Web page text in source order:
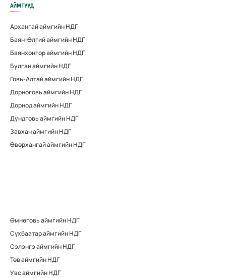
АЙМГУУД
Архангай аймгийн НДГ
Баян-Өлгий аймгийн НДГ
Баянхонгор аймгийн НДГ
Булган аймгийн НДГ
Говь-Алтай аймгийн НДГ
Дорноговь аймгийн НДГ
Дорнод аймгийн НДГ
Дундговь аймгийн НДГ
Завхан аймгийн НДГ
Өвөрхангай аймгийн НДГ
Өмнөговь аймгийн НДГ
Сүхбаатар аймгийн НДГ
Сэлэнгэ аймгийн НДГ
Төв аймгийн НДГ
Увс аймгийн НДГ